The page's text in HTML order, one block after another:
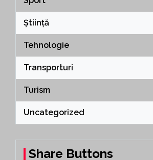
Știință
Tehnologie
Transporturi
Turism
Uncategorized
Share Buttons